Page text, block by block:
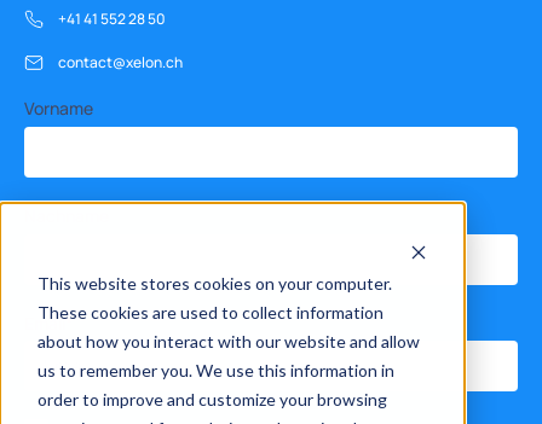
This website stores cookies on your computer.
These cookies are used to collect information
about how you interact with our website and allow
us to remember you. We use this information in
order to improve and customize your browsing
+41 41 552 28 50
contact@xelon.ch
Vorname
Email*